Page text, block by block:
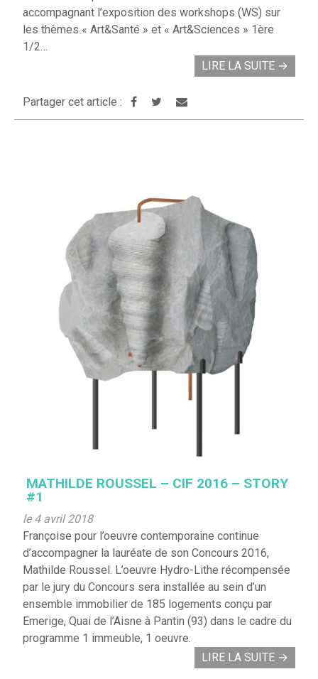
accompagnant l’exposition des workshops (WS) sur
les thèmes « Art&Santé » et « Art&Sciences » 1ère
1/2…
LIRE LA SUITE →
Partager cet article :
MATHILDE ROUSSEL – CIF 2016 – STORY
#1
le 4 avril 2018
Françoise pour l’oeuvre contemporaine continue
d’accompagner la lauréate de son Concours 2016,
Mathilde Roussel. L’oeuvre Hydro-Lithe récompensée
par le jury du Concours sera installée au sein d’un
ensemble immobilier de 185 logements conçu par
Emerige, Quai de l’Aisne à Pantin (93) dans le cadre du
programme 1 immeuble, 1 oeuvre.
LIRE LA SUITE →